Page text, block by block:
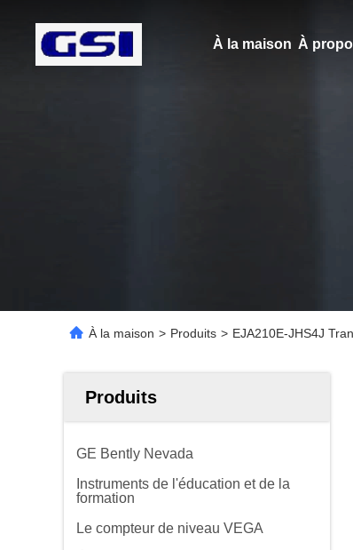
À la maison À
À la maison > Produits > EJA210E-JHS4J
Produits
GE Bently Nevada
Instruments de l'éducation et de la
formation
Le compteur de niveau VEGA